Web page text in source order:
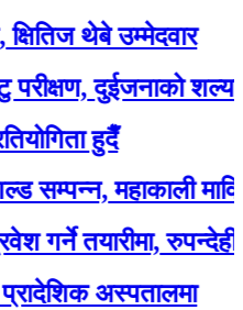
थेबे उम्मेदवार
दुईजनाको शल्यक्रिया
हुदैँ
महाकाली मावि बन्यो
तयारीमा, रुपन्देही २
अस्पतालमा